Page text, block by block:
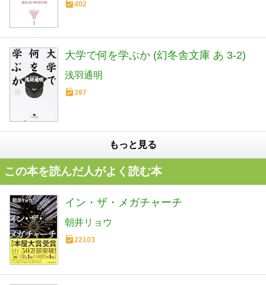
402
大学で何を学ぶか (幻冬舎文庫 あ 3-2)
浅羽通明
397
もっと見る
この本を読んだ人がよく読む本
イン・ザ・メガチャーチ
朝井リョウ
22103